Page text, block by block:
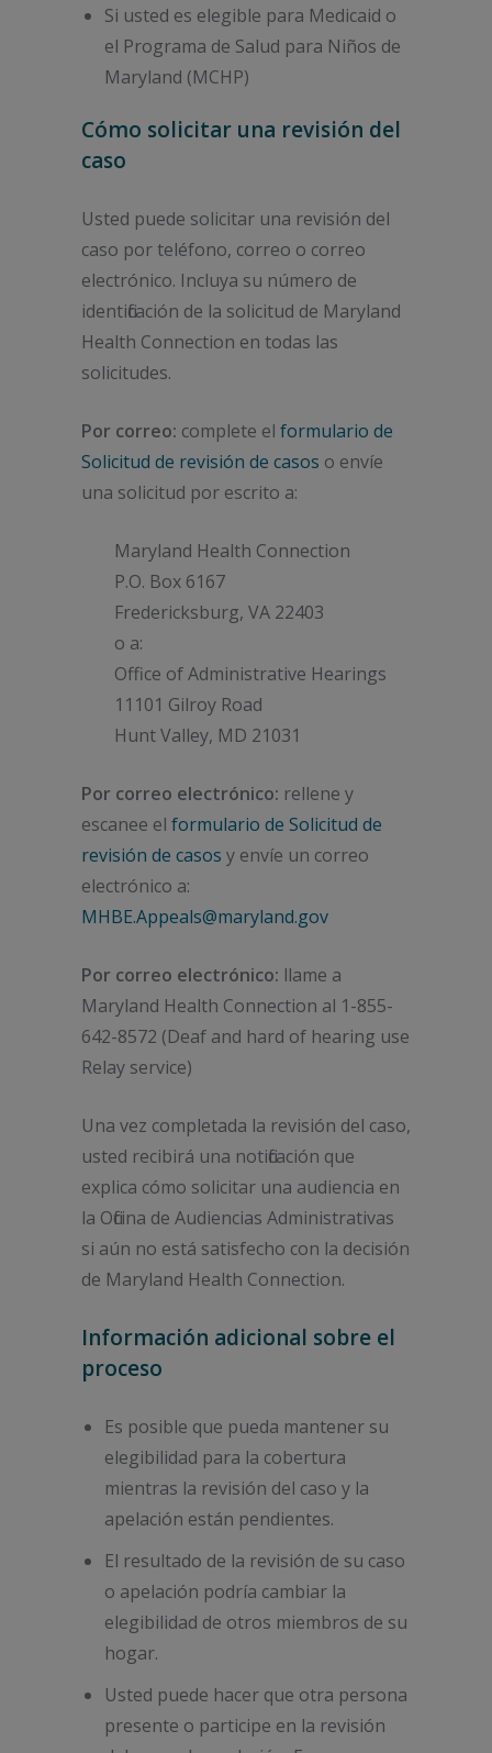
Si usted es elegible para Medicaid o
el Programa de Salud para Niños de
Maryland (MCHP)
Cómo solicitar una revisión del
caso
Usted puede solicitar una revisión del
caso por teléfono, correo o correo
electrónico. Incluya su número de
identificación de la solicitud de Maryland
Health Connection en todas las
solicitudes.
Por correo: complete el formulario de
Solicitud de revisión de casos o envíe
una solicitud por escrito a:
Maryland Health Connection
P.O. Box 6167
Fredericksburg, VA 22403
o a:
Office of Administrative Hearings
11101 Gilroy Road
Hunt Valley, MD 21031
Por correo electrónico: rellene y
escanee el formulario de Solicitud de
revisión de casos y envíe un correo
electrónico a:
MHBE.Appeals@maryland.gov
Por correo electrónico: llame a
Maryland Health Connection al 1-855-
642-8572 (Deaf and hard of hearing use
Relay service)
Una vez completada la revisión del caso,
usted recibirá una notificación que
explica cómo solicitar una audiencia en
la Oficina de Audiencias Administrativas
si aún no está satisfecho con la decisión
de Maryland Health Connection.
Información adicional sobre el
proceso
Es posible que pueda mantener su
elegibilidad para la cobertura
mientras la revisión del caso y la
apelación están pendientes.
El resultado de la revisión de su caso
o apelación podría cambiar la
elegibilidad de otros miembros de su
hogar.
Usted puede hacer que otra persona
presente o participe en la revisión